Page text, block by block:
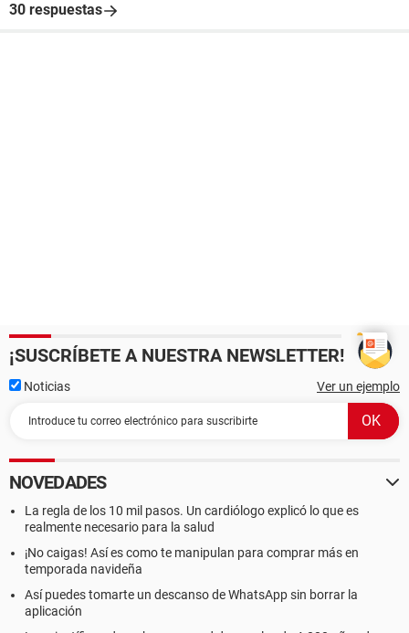
30 respuestas
¡SUSCRÍBETE A NUESTRA NEWSLETTER!
Noticias Ver un ejemplo
NOVEDADES
La regla de los 10 mil pasos. Un cardiólogo explicó lo que es
realmente necesario para la salud
¡No caigas! Así es como te manipulan para comprar más en
temporada navideña
Así puedes tomarte un descanso de WhatsApp sin borrar la
aplicación